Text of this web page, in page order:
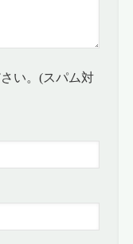
い。(スパム対